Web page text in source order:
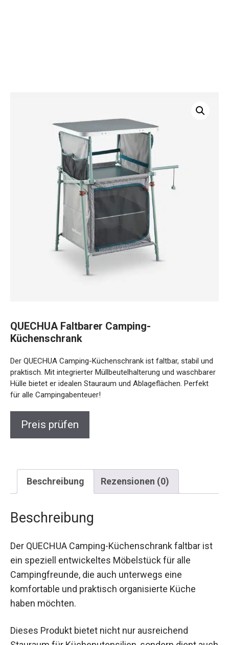
Küchenschrank
und praktisch. Mit integrierter Müllbeutelhalterung und
waschbarer Hülle bietet er idealen Stauraum und
Ablageflächen. Perfekt für alle Campingabenteuer!
Beschreibung Rezensionen (0)
Beschreibung
ist ein speziell entwickeltes Möbelstück für alle
Campingfreunde, die auch unterwegs eine
komfortable und praktisch organisierte Küche
haben möchten.
Stauraum für Küchenutensilien, sondern dient